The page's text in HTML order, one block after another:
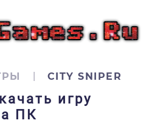
CITY SNIPER
игру
ПК